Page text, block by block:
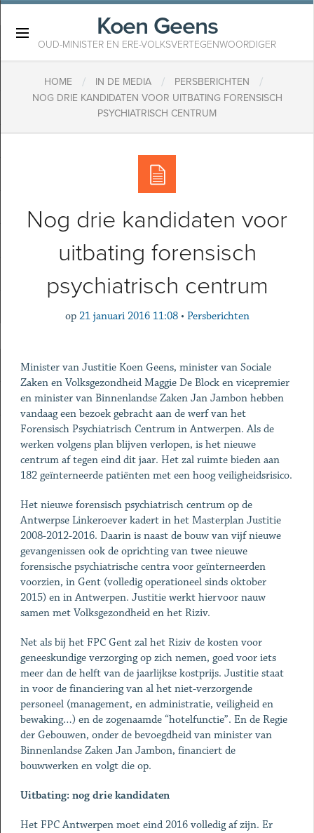
Koen Geens
OUD-MINISTER EN ERE-VOLKSVERTEGENWOORDIGER
HOME / IN DE MEDIA / PERSBERICHTEN /
NOG DRIE KANDIDATEN VOOR UITBATING FORENSISCH
PSYCHIATRISCH CENTRUM
Nog drie kandidaten voor
uitbating forensisch
psychiatrisch centrum
op 21 januari 2016 11:08 • Persberichten
Minister van Justitie Koen Geens, minister van Sociale
Zaken en Volksgezondheid Maggie De Block en vicepremier
en minister van Binnenlandse Zaken Jan Jambon hebben
vandaag een bezoek gebracht aan de werf van het
Forensisch Psychiatrisch Centrum in Antwerpen. Als de
werken volgens plan blijven verlopen, is het nieuwe
centrum af tegen eind dit jaar. Het zal ruimte bieden aan
182 geïnterneerde patiënten met een hoog veiligheidsrisico.
Het nieuwe forensisch psychiatrisch centrum op de
Antwerpse Linkeroever kadert in het Masterplan Justitie
2008-2012-2016. Daarin is naast de bouw van vijf nieuwe
gevangenissen ook de oprichting van twee nieuwe
forensische psychiatrische centra voor geïnterneerden
voorzien, in Gent (volledig operationeel sinds oktober
2015) en in Antwerpen. Justitie werkt hiervoor nauw
samen met Volksgezondheid en het Riziv.
Net als bij het FPC Gent zal het Riziv de kosten voor
geneeskundige verzorging op zich nemen, goed voor iets
meer dan de helft van de jaarlijkse kostprijs. Justitie staat
in voor de financiering van al het niet-verzorgende
personeel (management, en administratie, veiligheid en
bewaking…) en de zogenaamde “hotelfunctie”. En de Regie
der Gebouwen, onder de bevoegdheid van minister van
Binnenlandse Zaken Jan Jambon, financiert de
bouwwerken en volgt die op.
Uitbating: nog drie kandidaten
Het FPC Antwerpen moet eind 2016 volledig af zijn. Er